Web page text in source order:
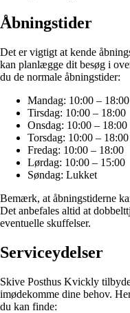
Åbningstider
Det er vigtigt at kende
kan planlægge dit besøg i
du de normale åbningstider:
Mandag: 10:00 – 18:00
Tirsdag: 10:00 – 18:00
Onsdag: 10:00 – 18:00
Torsdag: 10:00 – 18:00
Fredag: 10:00 – 18:00
Lørdag: 10:00 – 15:00
Søndag: Lukket
Bemærk, at åbningstiderne
Det anbefales altid at
eventuelle skuffelser.
Serviceydelser
Skive Posthus Kvickly
imødekomme dine behov.
du kan finde: